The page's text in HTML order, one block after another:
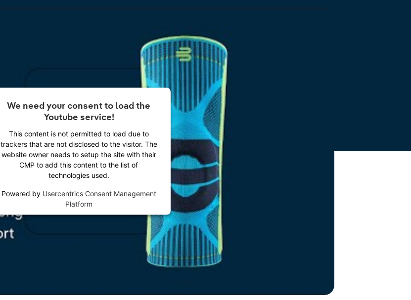
We need your consent to load the
Youtube service!
This content is not permitted to load due to
trackers that are not disclosed to the visitor. The
website owner needs to setup the site with their
CMP to add this content to the list of
technologies used.
Powered by Usercentrics Consent Management
Platform